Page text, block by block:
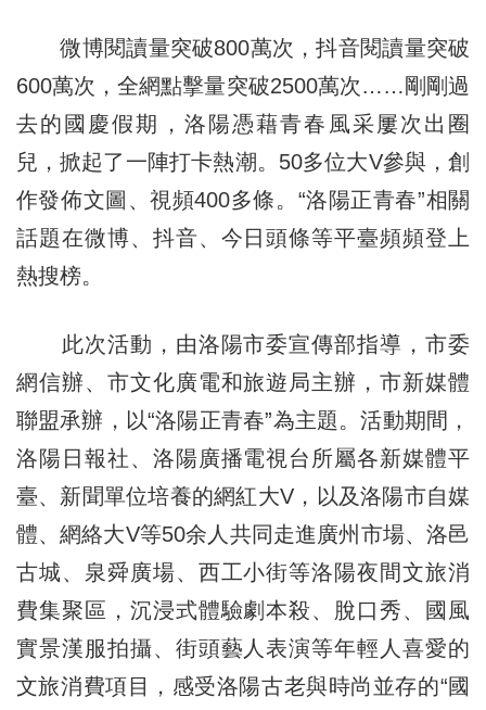
微博閱讀量突破800萬次，抖音閱讀量突破
600萬次，全網點擊量突破2500萬次……剛剛過
去的國慶假期，洛陽憑藉青春風采屢次出圈
兒，掀起了一陣打卡熱潮。50多位大V參與，創
作發佈文圖、視頻400多條。“洛陽正青春”相關
話題在微博、抖音、今日頭條等平臺頻頻登上
熱搜榜。
此次活動，由洛陽市委宣傳部指導，市委
網信辦、市文化廣電和旅遊局主辦，市新媒體
聯盟承辦，以“洛陽正青春”為主題。活動期間，
洛陽日報社、洛陽廣播電視台所屬各新媒體平
臺、新聞單位培養的網紅大V，以及洛陽市自媒
體、網絡大V等50余人共同走進廣州市場、洛邑
古城、泉舜廣場、西工小街等洛陽夜間文旅消
費集聚區，沉浸式體驗劇本殺、脫口秀、國風
實景漢服拍攝、街頭藝人表演等年輕人喜愛的
文旅消費項目，感受洛陽古老與時尚並存的“國